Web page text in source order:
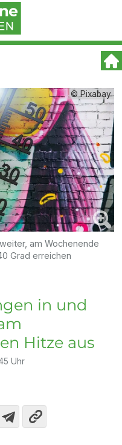
© Pixabay
am Wochenende
Grad erreichen
in und
Hitze aus
Uhr